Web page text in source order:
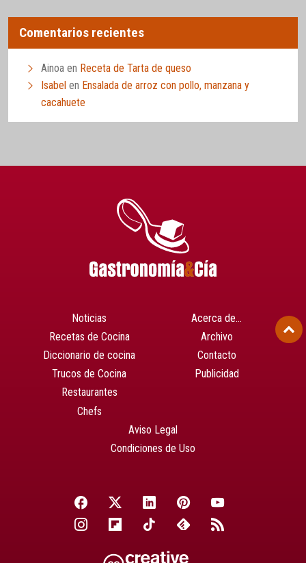
Comentarios recientes
Ainoa en Receta de Tarta de queso
Isabel en Ensalada de arroz con pollo, manzana y
cacahuete
Noticias
Recetas de Cocina
Diccionario de cocina
Trucos de Cocina
Restaurantes
Chefs
Acerca de…
Archivo
Contacto
Publicidad
Aviso Legal
Condiciones de Uso